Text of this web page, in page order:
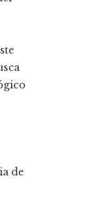
de